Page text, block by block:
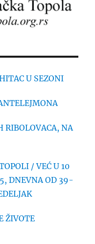
U SEZONI
RIBOLOVACA, NA
/ VEĆ U 10
DNEVNA OD 39-
ŽIVOTE